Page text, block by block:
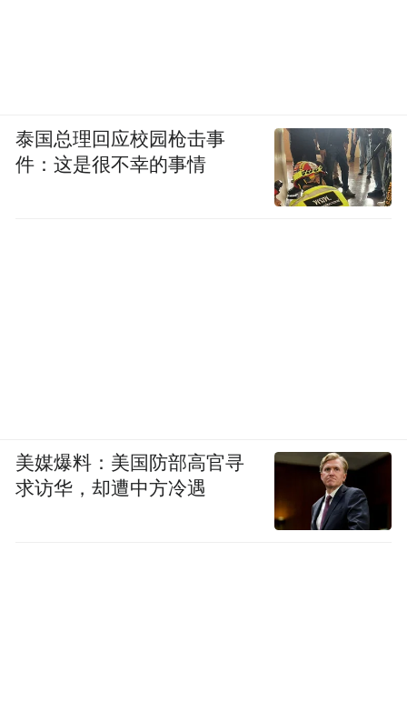
泰国总理回应校园枪击事
件：这是很不幸的事情
美媒爆料：美国防部高官寻
求访华，却遭中方冷遇